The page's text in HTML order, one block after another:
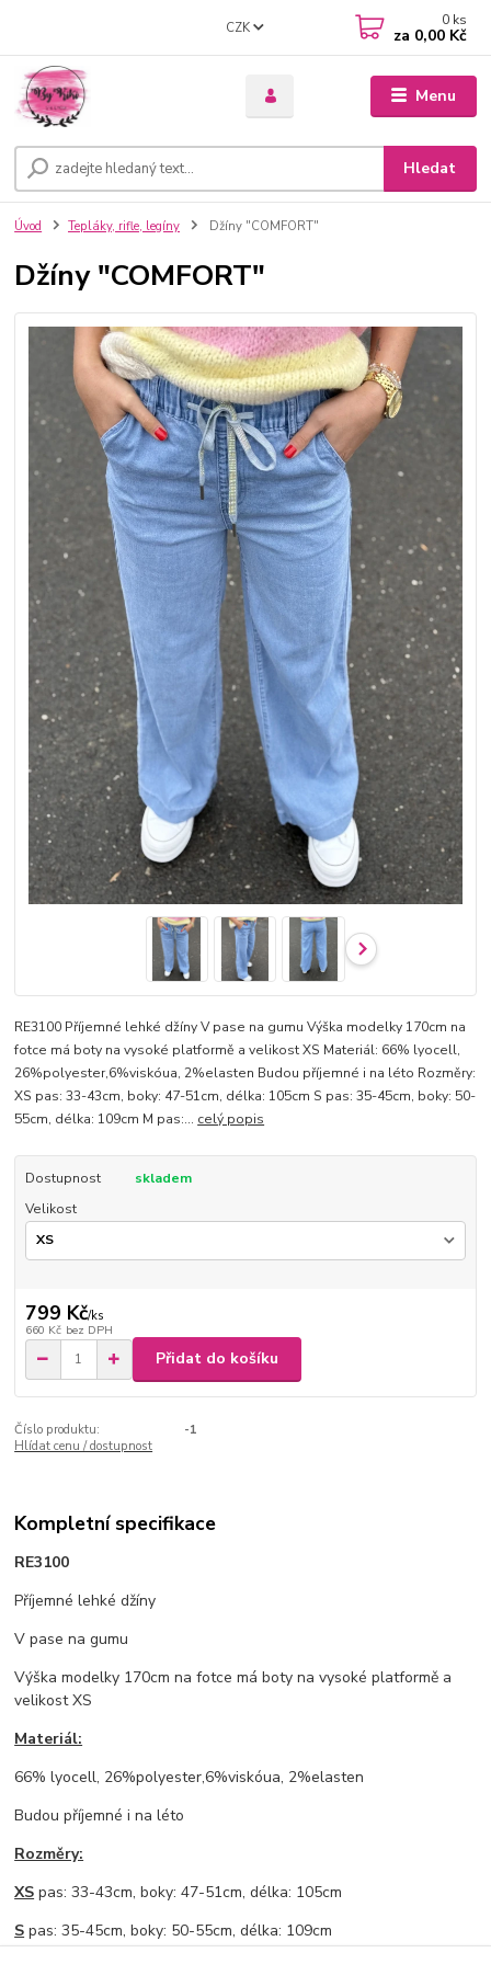
Menu
CZK
Hledat
0 ks
za 0,00 Kč
Úvod Tepláky, rifle, legíny Džíny "COMFORT"
Džíny "COMFORT"
RE3100 Příjemné lehké džíny V pase na gumu Výška modelky 170cm na
fotce má boty na vysoké platformě a velikost XS Materiál: 66% lyocell,
26%polyester,6%viskóua, 2%elasten Budou příjemné i na léto Rozměry:
XS pas: 33-43cm, boky: 47-51cm, délka: 105cm S pas: 35-45cm, boky: 50-
55cm, délka: 109cm M pas:... celý popis
Dostupnost
skladem
Velikost
799 Kč/ks
660 Kč bez DPH
Přidat do košíku
Číslo produktu:
-1
Hlídat cenu / dostupnost
Kompletní specifikace
RE3100
Příjemné lehké džíny
V pase na gumu
Výška modelky 170cm na fotce má boty na vysoké platformě a
velikost XS
Materiál:
66% lyocell, 26%polyester,6%viskóua, 2%elasten
Budou příjemné i na léto
Rozměry:
XS pas: 33-43cm, boky: 47-51cm, délka: 105cm
S pas: 35-45cm, boky: 50-55cm, délka: 109cm